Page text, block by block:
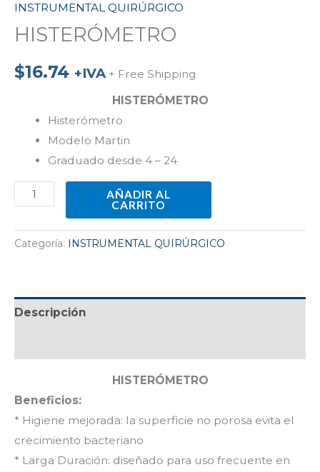
INSTRUMENTAL QUIRÚRGICO
HISTERÓMETRO
$16.74 +IVA + Free Shipping
HISTERÓMETRO
Histerómetro
Modelo Martin
Graduado desde 4 – 24
AÑADIR AL
CARRITO
Categoría: INSTRUMENTAL QUIRÚRGICO
Descripción
HISTERÓMETRO
Beneficios:
* Higiene mejorada: la superficie no porosa evita el
crecimiento bacteriano
* Larga Duración: diseñado para uso frecuente en